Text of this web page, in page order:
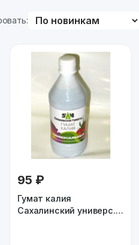
95 ₽
Гумат калия
Сахалинский универс.